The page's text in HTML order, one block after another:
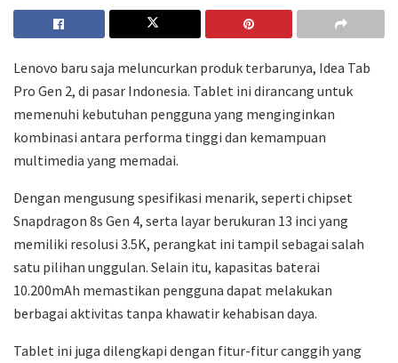
Lenovo baru saja meluncurkan produk terbarunya, Idea Tab
Pro Gen 2, di pasar Indonesia. Tablet ini dirancang untuk
memenuhi kebutuhan pengguna yang menginginkan
kombinasi antara performa tinggi dan kemampuan
multimedia yang memadai.
Dengan mengusung spesifikasi menarik, seperti chipset
Snapdragon 8s Gen 4, serta layar berukuran 13 inci yang
memiliki resolusi 3.5K, perangkat ini tampil sebagai salah
satu pilihan unggulan. Selain itu, kapasitas baterai
10.200mAh memastikan pengguna dapat melakukan
berbagai aktivitas tanpa khawatir kehabisan daya.
Tablet ini juga dilengkapi dengan fitur-fitur canggih yang